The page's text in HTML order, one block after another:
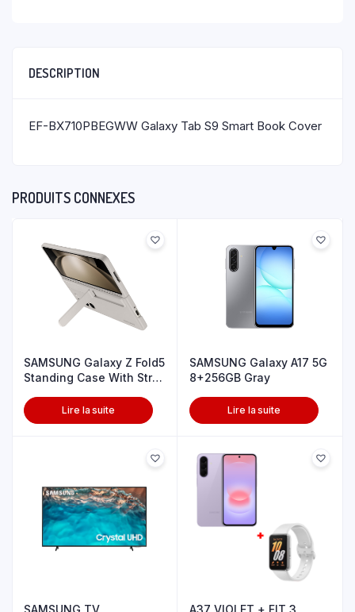
DESCRIPTION
EF-BX710PBEGWW Galaxy Tab S9 Smart Book Cover
PRODUITS CONNEXES
SAMSUNG Galaxy Z Fold5
Standing Case With Strp
Lire la suite
SAMSUNG Galaxy A17 5G
8+256GB Gray
Lire la suite